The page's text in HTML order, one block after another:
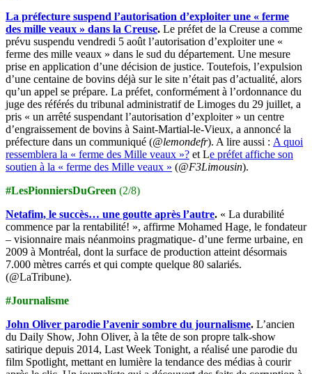
La préfecture suspend l’autorisation d’exploiter une « ferme
des mille veaux » dans la Creuse. Le préfet de la Creuse a comme
prévu suspendu vendredi 5 août l’autorisation d’exploiter une «
ferme des mille veaux » dans le sud du département. Une mesure
prise en application d’une décision de justice. Toutefois, l’expulsion
d’une centaine de bovins déjà sur le site n’était pas d’actualité, alors
qu’un appel se prépare. La préfet, conformément à l’ordonnance du
juge des référés du tribunal administratif de Limoges du 29 juillet, a
pris « un arrêté suspendant l’autorisation d’exploiter » un centre
d’engraissement de bovins à Saint-Martial-le-Vieux, a annoncé la
préfecture dans un communiqué (@lemondefr). A lire aussi : A quoi
ressemblera la « ferme des Mille veaux »? et Le préfet affiche son
soutien à la « ferme des Mille veaux » (@F3Limousin).
#LesPionniersDuGreen (2/8)
Netafim, le succès… une goutte après l’autre. « La durabilité
commence par la rentabilité! », affirme Mohamed Hage, le fondateur
– visionnaire mais néanmoins pragmatique- d’une ferme urbaine, en
2009 à Montréal, dont la surface de production atteint désormais
7.000 mètres carrés et qui compte quelque 80 salariés.
(@LaTribune).
#Journalisme
John Oliver parodie l’avenir sombre du journalisme. L’ancien
du Daily Show, John Oliver, à la tête de son propre talk-show
satirique depuis 2014, Last Week Tonight, a réalisé une parodie du
film Spotlight, mettant en lumière la tendance des médias à courir